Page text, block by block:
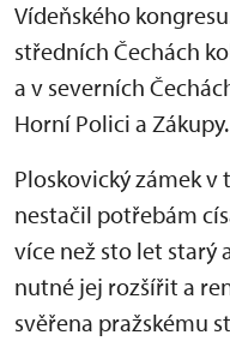
Vídeňského
středních Čechách
a v severních
Horní Polici a Zákupy.
Ploskovický zámek v
nestačil potřebám
více než sto let starý
nutné jej rozšířit a
svěřena pražskému